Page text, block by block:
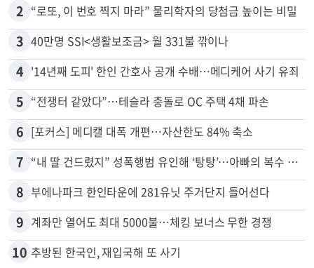
2 “로또, 이 번호 찍지 마라” 물리학자의 당첨금 높이는 비밀
3 40만명 SSI<생활보조금> 월 331불 깎이나
4 '14년째 도피' 한인 간호사 공개 수배…메디케어 사기 유죄
5 “전쟁터 같았다”…테슬라 충돌로 OC 주택 4채 파손
6 [포커스] 메디캘 대폭 개편…자산한도 84% 축소
7 “내 딸 건드렸지” 성폭행범 유인해 ‘탕탕’…아빠의 복수 결말
8 부에나파크 한인타운에 281유닛 주거단지 들어선다
9 계좌만 열어도 최대 5000불…체킹 보너스 무한 경쟁
10 추방된 한국인, 재입국해 또 사기